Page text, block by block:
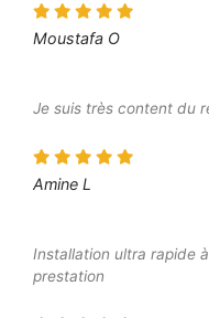
Moustafa O
Je suis très content du
Amine L
Installation ultra rapide
prestation